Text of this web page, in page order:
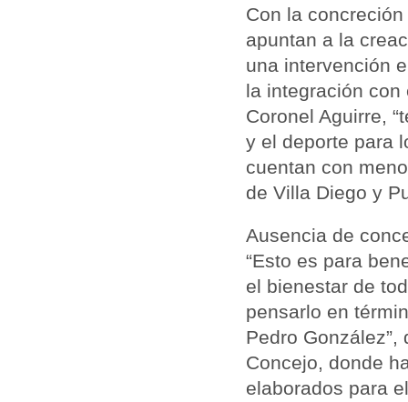
Con la
apuntan a la
una intervención
la integración
Coronel Aguirre,
y el deporte para
cuentan con
de Villa Diego y
Ausencia de
“Esto es para
el bienestar de
pensarlo en
Pedro
Concejo, donde
elaborados para